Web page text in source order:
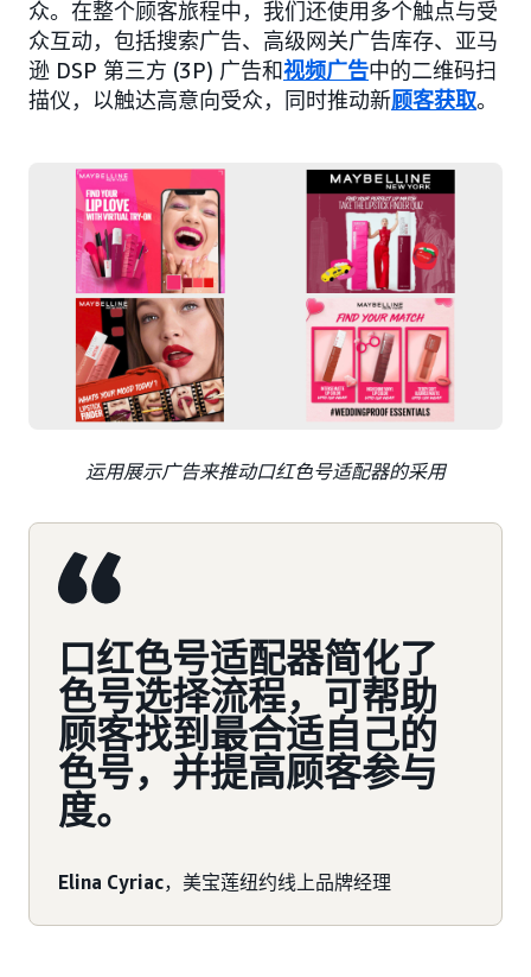
众。在整个顾客旅程中，我们还使用多个触点与受
众互动，包括搜索广告、高级网关广告库存、亚马
逊 DSP 第三方 (3P) 广告和视频广告中的二维码扫
描仪，以触达高意向受众，同时推动新顾客获取。
运用展示广告来推动口红色号适配器的采用
口红色号适配器简化了
色号选择流程，可帮助
顾客找到最合适自己的
色号，并提高顾客参与
度。
Elina Cyriac，美宝莲纽约线上品牌经理